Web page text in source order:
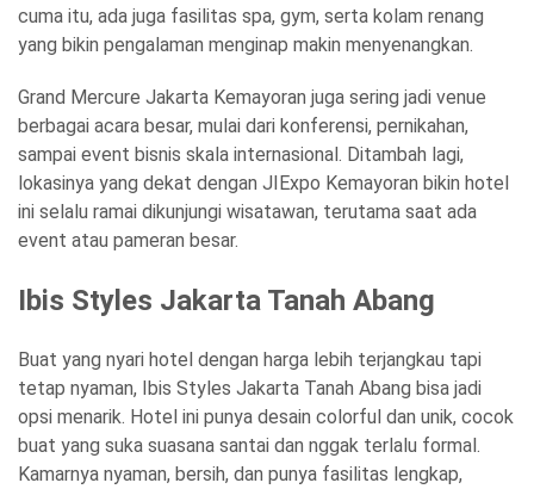
cuma itu, ada juga fasilitas spa, gym, serta kolam renang
yang bikin pengalaman menginap makin menyenangkan.
Grand Mercure Jakarta Kemayoran juga sering jadi venue
berbagai acara besar, mulai dari konferensi, pernikahan,
sampai event bisnis skala internasional. Ditambah lagi,
lokasinya yang dekat dengan JIExpo Kemayoran bikin hotel
ini selalu ramai dikunjungi wisatawan, terutama saat ada
event atau pameran besar.
Ibis Styles Jakarta Tanah Abang
Buat yang nyari hotel dengan harga lebih terjangkau tapi
tetap nyaman, Ibis Styles Jakarta Tanah Abang bisa jadi
opsi menarik. Hotel ini punya desain colorful dan unik, cocok
buat yang suka suasana santai dan nggak terlalu formal.
Kamarnya nyaman, bersih, dan punya fasilitas lengkap,